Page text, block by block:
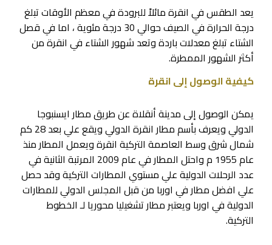
يعد الطقس في انقرة مائلاً للبرودة في معظم الأوقات تبلغ
درجة الحرارة في الصيف حوالي 30 درجة مئوية ، اما في قصل
الشتاء تبلغ معدلات باردة وتعد شهور الشتاء في انقرة من
أكثر الشهور الممطرة.
كيفية الوصول إلى انقرة
يمكن الوصول إلى مدينة أنقلاة عن طريق مطار ايسنبوجا
الدولي ويعرف بأسم مطار انقرة الدولي ويقع علي بعد 28 كم
شمال شرق وسط العاصمة التركية انقرة ويعمل المطار منذ
عام 1955 م واحتل المطار في عام 2009 المرتبة الثانية في
عدد الرحلات الدولية علي مستوي المطارات التركية وقد حصل
علي افضل مطار في اوربا من قبل المجلس الدولي للمطارات
الدولية في اوربا ويعتبر مطار تشغيليا محوريا لـ الخطوط
التركية.